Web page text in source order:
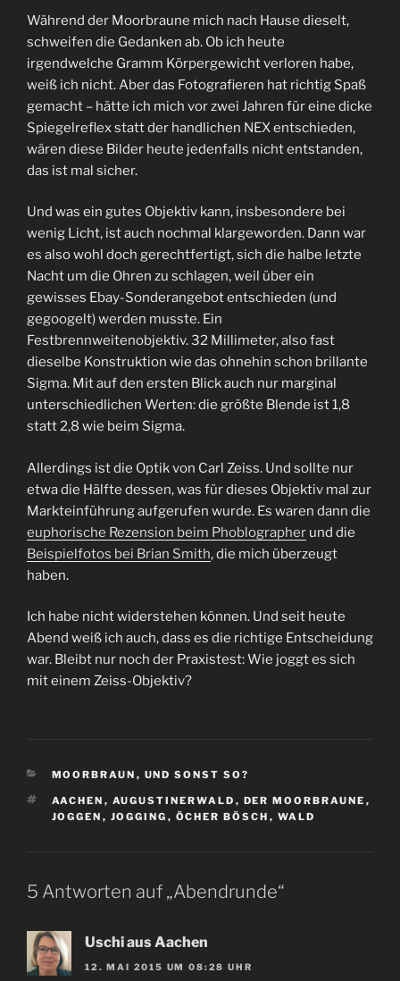
Während der Moorbraune mich nach Hause dieselt,
schweifen die Gedanken ab. Ob ich heute
irgendwelche Gramm Körpergewicht verloren habe,
weiß ich nicht. Aber das Fotografieren hat richtig Spaß
gemacht – hätte ich mich vor zwei Jahren für eine dicke
Spiegelreflex statt der handlichen NEX entschieden,
wären diese Bilder heute jedenfalls nicht entstanden,
das ist mal sicher.
Und was ein gutes Objektiv kann, insbesondere bei
wenig Licht, ist auch nochmal klargeworden. Dann war
es also wohl doch gerechtfertigt, sich die halbe letzte
Nacht um die Ohren zu schlagen, weil über ein
gewisses Ebay-Sonderangebot entschieden (und
gegoogelt) werden musste. Ein
Festbrennweitenobjektiv. 32 Millimeter, also fast
dieselbe Konstruktion wie das ohnehin schon brillante
Sigma. Mit auf den ersten Blick auch nur marginal
unterschiedlichen Werten: die größte Blende ist 1,8
statt 2,8 wie beim Sigma.
Allerdings ist die Optik von Carl Zeiss. Und sollte nur
etwa die Hälfte dessen, was für dieses Objektiv mal zur
Markteinführung aufgerufen wurde. Es waren dann die
euphorische Rezension beim Phoblographer und die
Beispielfotos bei Brian Smith, die mich überzeugt
haben.
Ich habe nicht widerstehen können. Und seit heute
Abend weiß ich auch, dass es die richtige Entscheidung
war. Bleibt nur noch der Praxistest: Wie joggt es sich
mit einem Zeiss-Objektiv?
KATEGORIEN
MOORBRAUN , UND SONST SO?
SCHLAGWÖRTER
AACHEN , AUGUSTINERWALD , DER MOORBRAUNE ,
JOGGEN , JOGGING , ÖCHER BÖSCH , WALD
5 Antworten auf „Abendrunde“
Uschi aus Aachen
12. MAI 2015 UM 08:28 UHR